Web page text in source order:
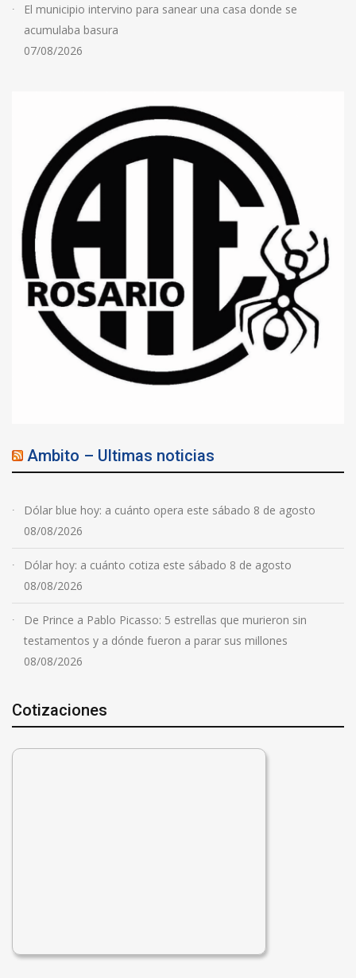
El municipio intervino para sanear una casa donde se
acumulaba basura
07/08/2026
Ambito – Ultimas noticias
Dólar blue hoy: a cuánto opera este sábado 8 de agosto
08/08/2026
Dólar hoy: a cuánto cotiza este sábado 8 de agosto
08/08/2026
De Prince a Pablo Picasso: 5 estrellas que murieron sin
testamentos y a dónde fueron a parar sus millones
08/08/2026
Cotizaciones